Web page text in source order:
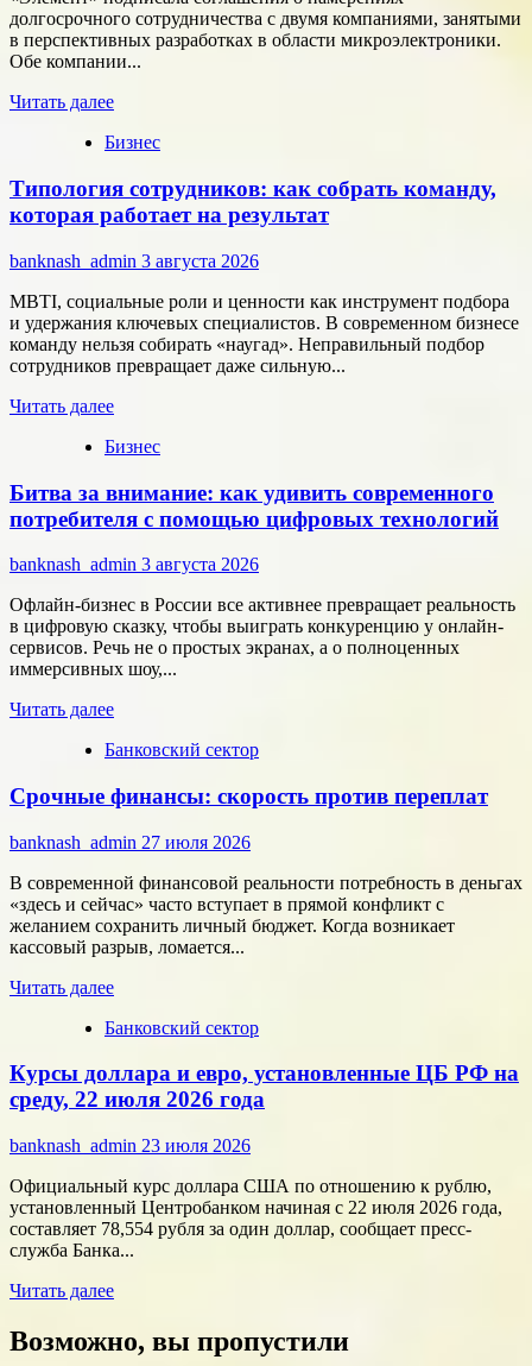
долгосрочного сотрудничества с двумя компаниями, занятыми
в перспективных разработках в области микроэлектроники.
Обе компании...
Читать далееПрочитать
о
компаний
«Элемент»
развивает
сотрудничество
с
центрами
разработки
в
области
микроэлектроники
Бизнес
Типология сотрудников: как собрать команду,
которая работает на результат
banknash_admin 3 августа 2026
MBTI, социальные роли и ценности как инструмент подбора
и удержания ключевых специалистов. В современном бизнесе
команду нельзя собирать «наугад». Неправильный подбор
сотрудников превращает даже сильную...
Читать далееПрочитать
о
сотрудников:
как
собрать
команду,
которая
работает
на
результат
Бизнес
Битва за внимание: как удивить современного
потребителя с помощью цифровых технологий
banknash_admin 3 августа 2026
Офлайн-бизнес в России все активнее превращает реальность
в цифровую сказку, чтобы выиграть конкуренцию у онлайн-
сервисов. Речь не о простых экранах, а о полноценных
иммерсивных шоу,...
Читать далееПрочитать
о
за
внимание:
как
удивить
современного
потребителя
с
помощью
технологий
Банковский сектор
Срочные финансы: скорость против переплат
banknash_admin 27 июля 2026
В современной финансовой реальности потребность в деньгах
«здесь и сейчас» часто вступает в прямой конфликт с
желанием сохранить личный бюджет. Когда возникает
кассовый разрыв, ломается...
Читать далееПрочитать
о
финансы:
скорость
против
переплат
Банковский сектор
Курсы доллара и евро, установленные ЦБ РФ на
среду, 22 июля 2026 года
banknash_admin 23 июля 2026
Официальный курс доллара США по отношению к рублю,
установленный Центробанком начиная с 22 июля 2026 года,
составляет 78,554 рубля за один доллар, сообщает пресс-
служба Банка...
Читать далееПрочитать
Курсы
Возможно, вы пропустили